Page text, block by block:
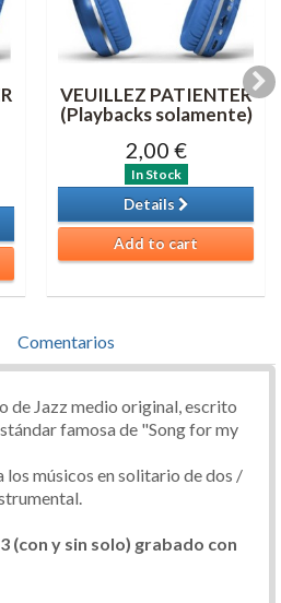
VEUILLEZ PATIENTER
(Playbacks solamente)
2,00 €
In Stock
Details
Add to cart
Comentarios
de Jazz medio original, escrito
famosa de "Song for my
los músicos en solitario de dos /
(con y sin solo) grabado con